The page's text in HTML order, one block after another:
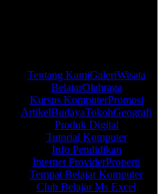
Tentang KamiGaleriWisata
BelajarOlahraga
Kursus KomputerPromosi
ArtikelBudayaTokohGeografi
Produk Digital
Tutorial Komputer
Info Pendidikan
Internet ProviderProperti
Tempat Belajar Komputer
Club Belajar Ms Excel